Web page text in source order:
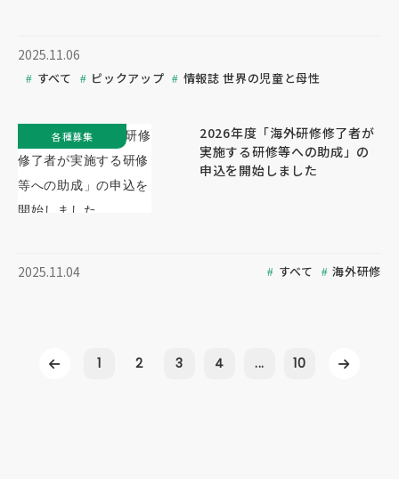
2025.11.06
すべて ピックアップ 情報誌 世界の児童と母性
2026年度「海外研修修了者が
実施する研修等への助成」の
申込を開始しました
2025.11.04 すべて 海外研修
各種募集
1 2 3 4 ... 10